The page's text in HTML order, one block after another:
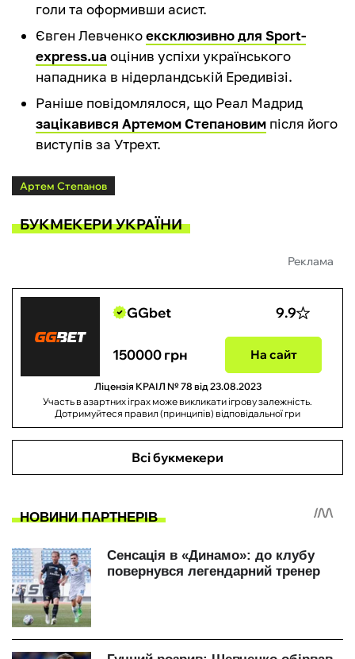
голи та оформивши асист.
Євген Левченкоексклюзивно для Sport-
express.ua оцінив успіхи українського
нападника в нідерландській Ередивізі.
Раніше повідомлялося, що Реал Мадрид
зацікавився Артемом Степановим після його
виступів за Утрехт.
Артем Степанов
БУКМЕКЕРИ УКРАЇНИ
Реклама
GGbet 9.9
150000 грн На сайт
Ліцензія КРАІЛ № 78 від 23.08.2023
Участь в азартних іграх може викликати ігрову залежність.
Дотримуйтеся правил (принципів) відповідальної гри
Всі букмекери